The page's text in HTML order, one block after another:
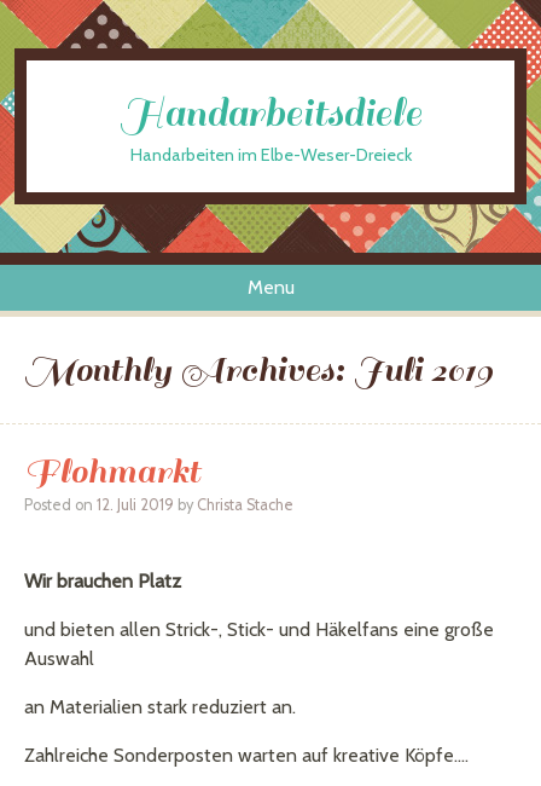
Handarbeitsdiele
Handarbeiten im Elbe-Weser-Dreieck
Menu
Skip to content
Monthly Archives: Juli 2019
Flohmarkt
Posted on 12. Juli 2019 by Christa Stache
Wir brauchen Platz
und bieten allen Strick-, Stick- und Häkelfans eine große
Auswahl
an Materialien stark reduziert an.
Zahlreiche Sonderposten warten auf kreative Köpfe….